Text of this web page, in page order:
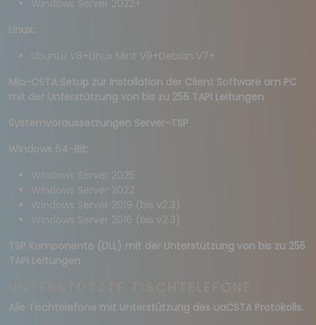
Windows Server 2022+
Linux:
Ubuntu V8+Linux Mint V9+Debian V7+
Mia-CSTA Setup zur Installation der Client Software am PC
mit der Unterstützung von bis zu 255 TAPI Leitungen
Systemvoraussetzungen Server-TSP
Windows 64-Bit:
Windows Server 2025
Windows Server 2022
Windows Server 2019 (bis v2.3)
Windows Server 2016 (bis v2.3)
TSP Komponente (DLL) mit der Unterstützung von bis zu 255
TAPI Leitungen
Alle Tischtelefone mit Unterstützung des uaCSTA Protokolls.